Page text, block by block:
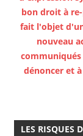
bon droit à
fait l'objet
nouveau
communiqués
dénoncer et
LES RISQUES